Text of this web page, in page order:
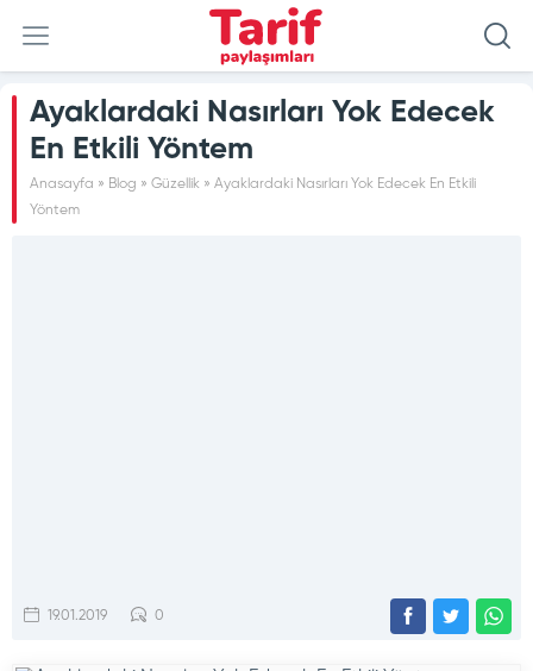
Ayaklardaki Nasırları Yok Edecek
En Etkili Yöntem
Anasayfa » Blog » Güzellik » Ayaklardaki Nasırları Yok Edecek En Etkili
Yöntem
19.01.2019 0